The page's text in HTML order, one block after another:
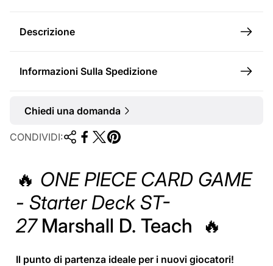
Descrizione
Informazioni Sulla Spedizione
Chiedi una domanda
CONDIVIDI:
🔥 ONE PIECE CARD GAME
- Starter Deck ST-
27 Marshall D. Teach 🔥
Il punto di partenza ideale per i nuovi giocatori!